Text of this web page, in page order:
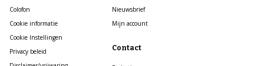
Colofon
Cookie informatie
Cookie Instellingen
Privacy beleid
Nieuwsbrief
Mijn account
Contact